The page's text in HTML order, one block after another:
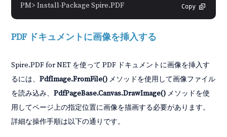
Copy
PM> Install-Package Spire.PDF
PDF ドキュメントに画像を挿入する
Spire.PDF for NET を使って PDF ドキュメントに画像を挿入す
るには、PdfImage.FromFile() メソッドを使用して画像ファイル
を読み込み、PdfPageBase.Canvas.DrawImage() メソッドを使
用してページ上の指定位置に画像を描画する必要があります。
詳細な操作手順は以下の通りです。